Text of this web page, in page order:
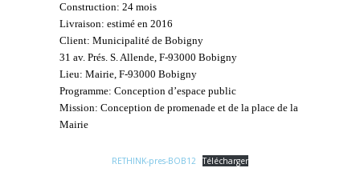
Construction: 24 mois
Livraison: estimé en 2016
Client: Municipalité de Bobigny
31 av. Prés. S. Allende, F-93000 Bobigny
Lieu: Mairie, F-93000 Bobigny
Programme: Conception d’espace public
Mission: Conception de promenade et de la place de la
Mairie
RETHINK-pres-BOB12 Télécharger